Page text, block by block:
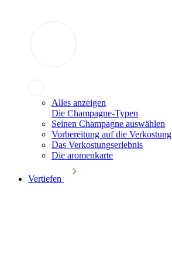
Alles anzeigen
Die Champagne-Typen
Seinen Champagne auswählen
Vorbereitung auf die Verkostung
Das Verkostungserlebnis
Die aromenkarte
Vertiefen